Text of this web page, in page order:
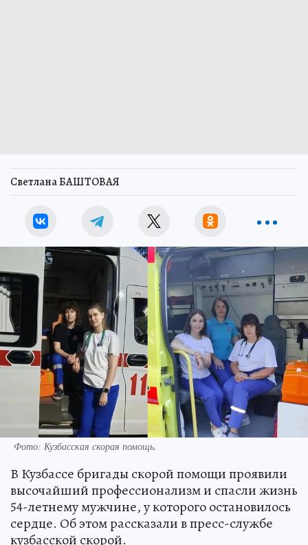
Светлана БАШТОВАЯ
Фото: Кузбасская скорая помощь.
В Кузбассе бригады скорой помощи проявили
высочайший профессионализм и спасли жизнь
54-летнему мужчине, у которого остановилось
сердце. Об этом рассказали в пресс-службе
кузбасской скорой.